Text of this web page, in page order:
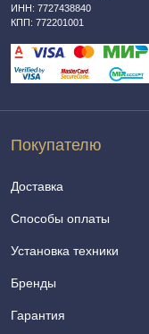
ИНН: 7727438840
КПП: 772201001
Покупателю
Доставка
Способы оплаты
Установка техники
Бренды
Гарантия